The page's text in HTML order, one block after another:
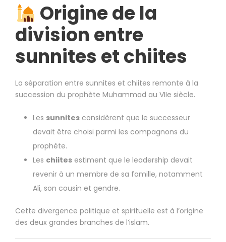
Origine de la
division entre
sunnites et chiites
La séparation entre sunnites et chiites remonte à la
succession du prophète Muhammad au VIIe siècle.
Les sunnites considèrent que le successeur
devait être choisi parmi les compagnons du
prophète.
Les chiites estiment que le leadership devait
revenir à un membre de sa famille, notamment
Ali, son cousin et gendre.
Cette divergence politique et spirituelle est à l’origine
des deux grandes branches de l’islam.